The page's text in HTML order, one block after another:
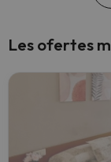
Les ofertes